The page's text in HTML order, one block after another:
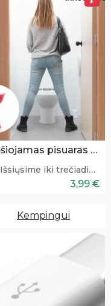
Nešiojamas pisuaras moterims
Išsiųsime iki trečiadienio
3,99 €
Kempingui